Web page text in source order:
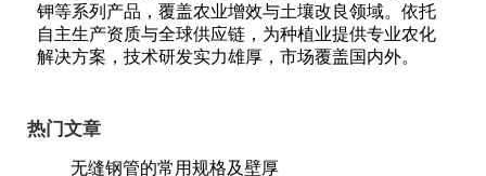
钾等系列产品，覆盖农业增效与土壤改良领域。依托
自主生产资质与全球供应链，为种植业提供专业农化
解决方案，技术研发实力雄厚，市场覆盖国内外。
热门文章
无缝钢管的常用规格及壁厚